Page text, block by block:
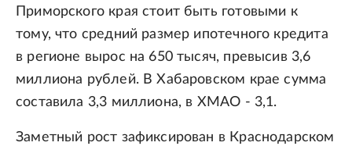
Приморского края стоит быть готовыми к
тому, что средний размер ипотечного кредита
в регионе вырос на 650 тысяч, превысив 3,6
миллиона рублей. В Хабаровском крае сумма
составила 3,3 миллиона, в ХМАО - 3,1.
Заметный рост зафиксирован в Краснодарском